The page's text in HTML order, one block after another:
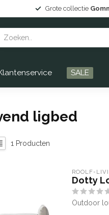
Grote collectie
SALE
ligbed
1 Producten
ROOLF-
Dotty
Outdoor